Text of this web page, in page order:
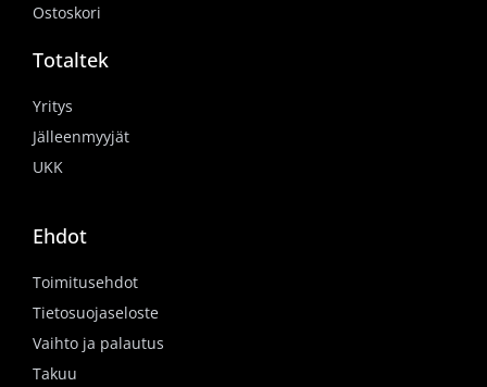
Ostoskori
Totaltek
Yritys
Jälleenmyyjät
UKK
Ehdot
Toimitusehdot
Tietosuojaseloste
Vaihto ja palautus
Takuu